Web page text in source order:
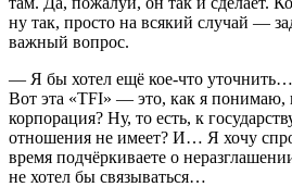
ну так, просто на всякий случай —
важный вопрос.
— Я бы хотел ещё кое-что
Вот эта «TFI» — это, как я понимаю,
корпорация? Ну, то есть, к
отношения не имеет? И… Я хочу
время подчёркиваете о
не хотел бы связываться…